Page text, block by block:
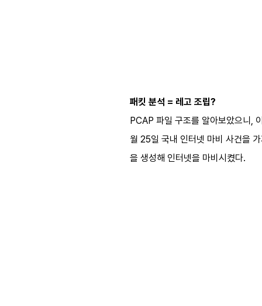
패킷 분석 = 레고 조립?
PCAP 파일 구조를 알아보았으니,
월 25일 국내 인터넷 마비 사건을
을 생성해 인터넷을 마비시켰다.